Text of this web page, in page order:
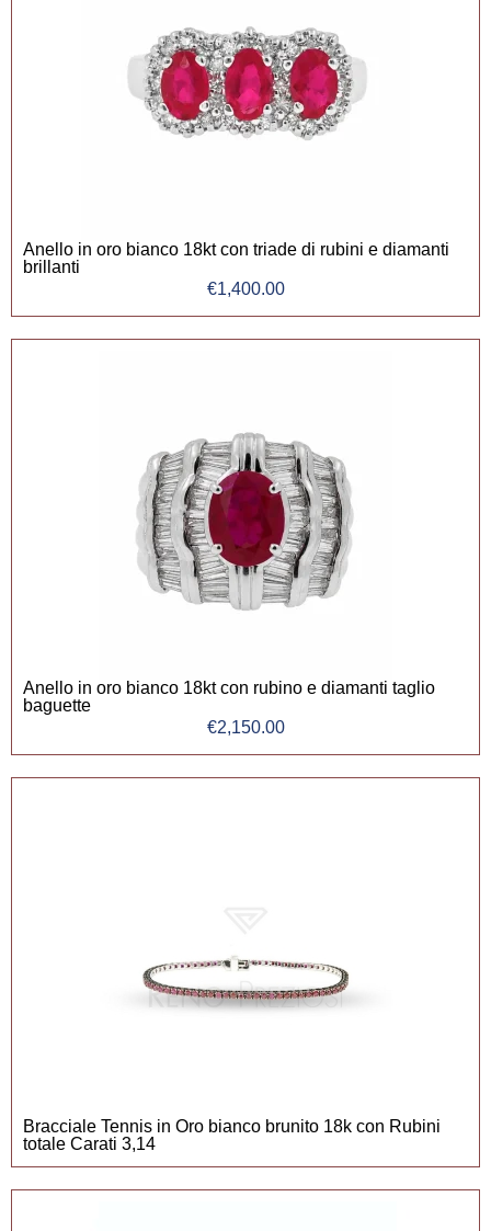
Anello in oro bianco 18kt con triade di rubini e diamanti
brillanti
€1,400.00
Anello in oro bianco 18kt con rubino e diamanti taglio
baguette
€2,150.00
Bracciale Tennis in Oro bianco brunito 18k con Rubini
totale Carati 3,14